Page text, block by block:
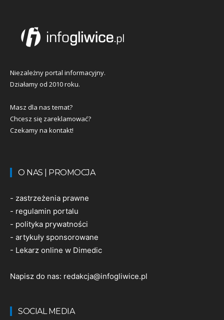
Niezależny portal informacyjny.
Działamy od 2010 roku.
Masz dla nas temat?
Chcesz się zareklamować?
Czekamy na kontakt!
O NAS | PROMOCJA
- zastrzeżenia prawne
- regulamin portalu
- polityka prywatności
- artykuły sponsorowane
- Lekarz online w Dimedic
Napisz do nas: redakcja@infogliwice.pl
SOCIAL MEDIA